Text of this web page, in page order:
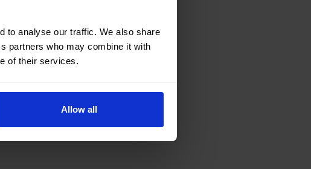
to analyse our traffic. We also share
partners who may combine it with
of their services.
Allow all